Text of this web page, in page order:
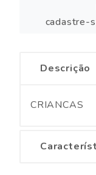
cadastre-
Descrição
CRIANCAS